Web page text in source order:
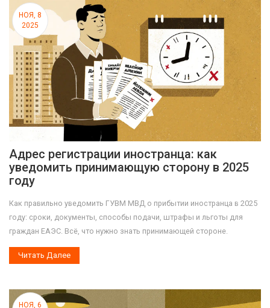
НОЯ, 8
2025
Адрес регистрации иностранца: как
уведомить принимающую сторону в 2025
году
Как правильно уведомить ГУВМ МВД о прибытии иностранца в 2025
году: сроки, документы, способы подачи, штрафы и льготы для
граждан ЕАЭС. Всё, что нужно знать принимающей стороне.
Читать Далее
НОЯ, 6